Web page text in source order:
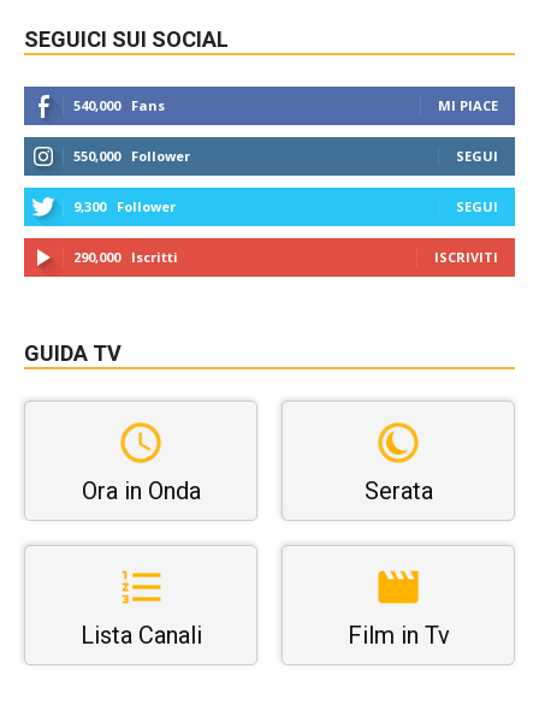
SEGUICI SUI SOCIAL
540,000 Fans MI PIACE
550,000 Follower SEGUI
9,300 Follower SEGUI
290,000 Iscritti ISCRIVITI
GUIDA TV
Ora in Onda Serata
Lista Canali Film in Tv